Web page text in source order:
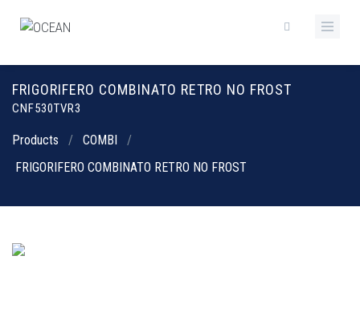
FRIGORIFERO COMBINATO RETRO NO FROST
CNF530TVR3
Products / COMBI
/
FRIGORIFERO COMBINATO RETRO NO FROST